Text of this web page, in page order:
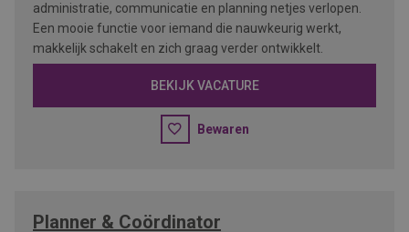
administratie, communicatie en planning netjes verlopen.
Een mooie functie voor iemand die nauwkeurig werkt,
makkelijk schakelt en zich graag verder ontwikkelt.
BEKIJK VACATURE
Bewaren
Planner & Coördinator